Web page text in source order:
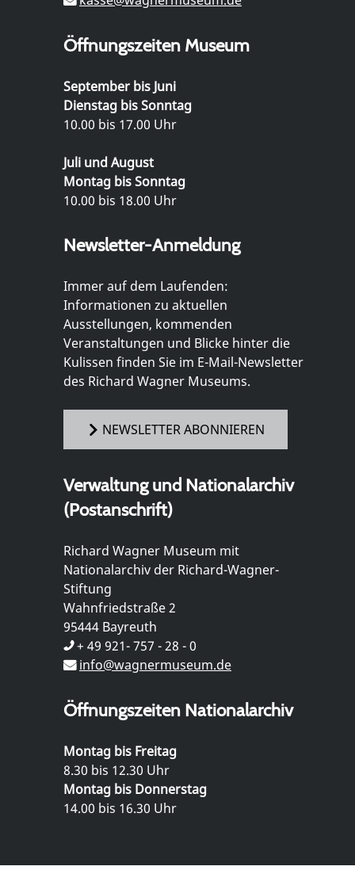
Öffnungszeiten Museum
September bis Juni
Dienstag bis Sonntag
10.00 bis 17.00 Uhr
Juli und August
Montag bis Sonntag
10.00 bis 18.00 Uhr
Newsletter-Anmeldung
Immer auf dem Laufenden:
Informationen zu aktuellen
Ausstellungen, kommenden
Veranstaltungen und Blicke hinter die
Kulissen finden Sie im E-Mail-Newsletter
des Richard Wagner Museums.
NEWSLETTER ABONNIEREN
Verwaltung und Nationalarchiv
(Postanschrift)
Richard Wagner Museum mit
Nationalarchiv der Richard-Wagner-
Stiftung
Wahnfriedstraße 2
95444 Bayreuth
+ 49 921- 757 - 28 - 0
info@wagnermuseum.de
Öffnungszeiten Nationalarchiv
Montag bis Freitag
8.30 bis 12.30 Uhr
Montag bis Donnerstag
14.00 bis 16.30 Uhr